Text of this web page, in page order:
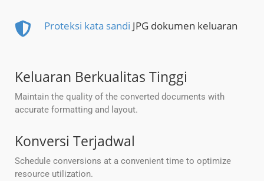
Proteksi kata sandi JPG dokumen keluaran
Keluaran Berkualitas Tinggi
Maintain the quality of the converted documents with
accurate formatting and layout.
Konversi Terjadwal
Schedule conversions at a convenient time to optimize
resource utilization.